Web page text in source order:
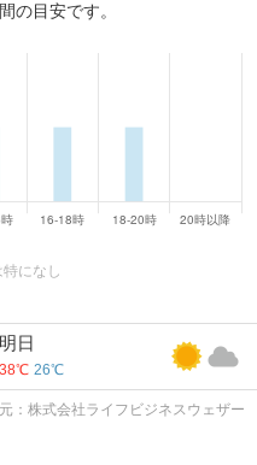
の目安です。
になし
明日
38℃ 26℃
：株式会社ライフビジネスウェザー